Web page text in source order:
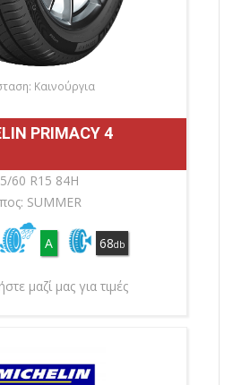
Καινούργια
PRIMACY 4
60 R15 84H
SUMMER
A 68db
μαζί μας για τιμές